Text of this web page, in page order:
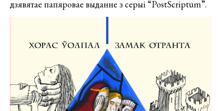
дзявятае папяровае выданне з серыі “PostScriptum”.